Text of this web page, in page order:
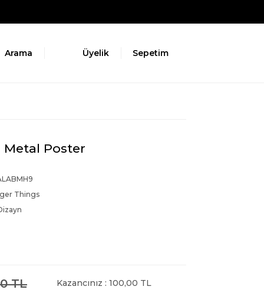
Arama Üyelik Sepetim
Poster
Things
TL Kazancınız : 100,00 TL